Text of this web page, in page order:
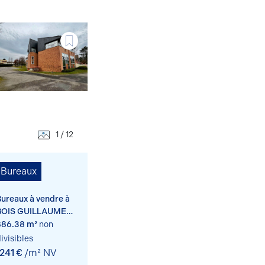
1 / 12
Bureaux
à vendre à
GUILLAUME
m² non
€ /m² NV